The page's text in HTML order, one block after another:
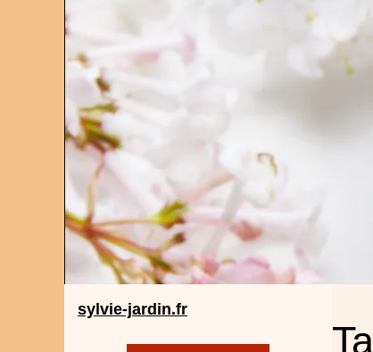
sylvie-jardin.fr